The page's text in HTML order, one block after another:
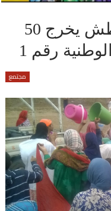
الدارالبيضاء…الععطش يخرج 50
رقم 1
مجتمع